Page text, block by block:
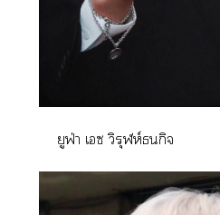
ยูฟ่า เซ วิรุฬห์ธนกิจ